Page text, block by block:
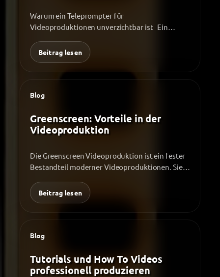
Warum ein Teleprompter für
Videoproduktionen unverzichtbar ist Ein
Sicherheit, Struktur und einen…
Beitrag lesen
Blog
Greenscreen: Vorteile in der
Videoproduktion
Die Greenscreen Videoproduktion ist ein fester
Bestandteil moderner Videoproduktionen. Sie
unabhängig vom tatsächlichen…
Beitrag lesen
Blog
Tutorials und How To Videos
professionell produzieren